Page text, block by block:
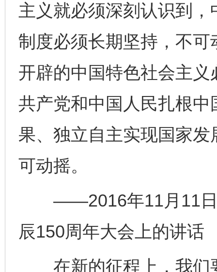
主义就必须深刻认识到
制度必须长期坚持，不
开辟的中国特色社会主
共产党和中国人民扎根
果、独立自主实现国家
可动摇。
——2016年11月11日
辰150周年大会上的讲话
在新的征程上，我们